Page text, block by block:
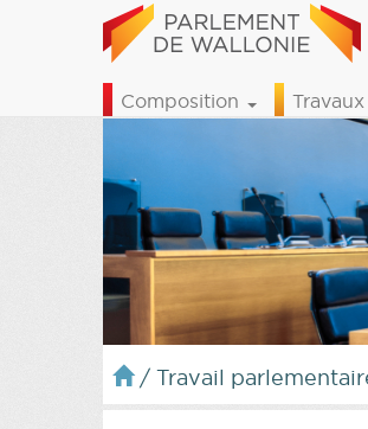
Composition
/ Travail